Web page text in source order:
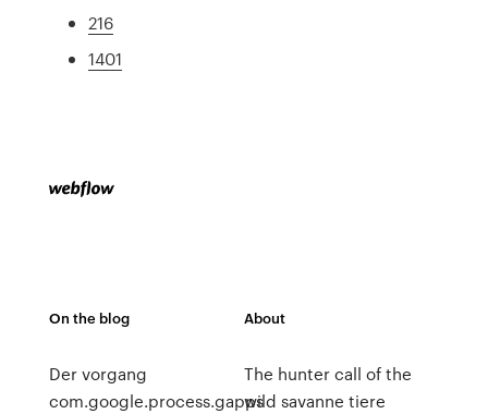
216
1401
On the blog
Der vorgang
com.google.process.gapps
About
The hunter call of the
wild savanne tiere